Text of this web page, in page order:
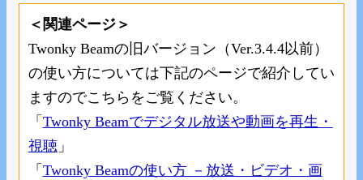
＜関連ページ＞
Twonky Beamの旧バージョン（Ver.3.4.4以前）
の使い方については下記のページで紹介してい
ますのでこちらをご覧ください。
「 Twonky Beamでデジタル放送や動画を再生・
視聴」
「 Twonky Beamの使い方 －放送・ビデオ・画